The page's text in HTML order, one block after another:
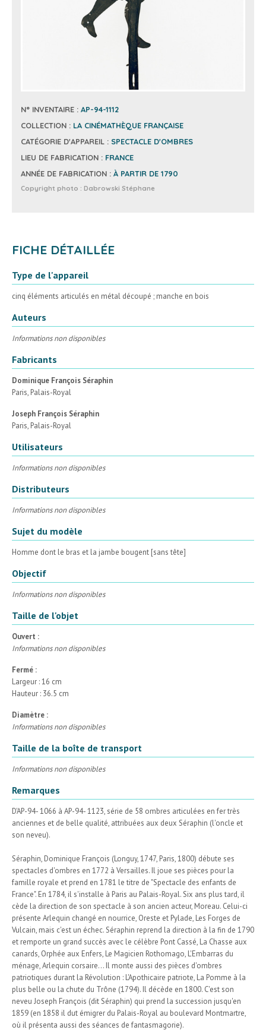
N° INVENTAIRE : AP-94-1112
COLLECTION : LA CINÉMATHÈQUE FRANÇAISE
CATÉGORIE D'APPAREIL : SPECTACLE D'OMBRES
LIEU DE FABRICATION : FRANCE
ANNÉE DE FABRICATION : À PARTIR DE 1790
Copyright photo : Dabrowski Stéphane
FICHE DÉTAILLÉE
Type de l'appareil
cinq éléments articulés en métal découpé ; manche en bois
Auteurs
Informations non disponibles
Fabricants
Dominique François Séraphin
Paris, Palais-Royal
Joseph François Séraphin
Paris, Palais-Royal
Utilisateurs
Informations non disponibles
Distributeurs
Informations non disponibles
Sujet du modèle
Homme dont le bras et la jambe bougent [sans tête]
Objectif
Informations non disponibles
Taille de l'objet
Ouvert :
Informations non disponibles
Fermé :
Largeur : 16 cm
Hauteur : 36.5 cm
Diamètre :
Informations non disponibles
Taille de la boîte de transport
Informations non disponibles
Remarques
D'AP-94- 1066 à AP-94- 1123, série de 58 ombres articulées en fer très
anciennes et de belle qualité, attribuées aux deux Séraphin (l'oncle et
son neveu).
Séraphin, Dominique François (Longuy, 1747, Paris, 1800) débute ses
spectacles d'ombres en 1772 à Versailles. Il joue ses pièces pour la
famille royale et prend en 1781 le titre de "Spectacle des enfants de
France". En 1784, il s'installe à Paris au Palais-Royal. Six ans plus tard, il
cède la direction de son spectacle à son ancien acteur, Moreau. Celui-ci
présente Arlequin changé en nourrice, Oreste et Pylade, Les Forges de
Vulcain, mais c'est un échec. Séraphin reprend la direction à la fin de 1790
et remporte un grand succès avec le célèbre Pont Cassé, La Chasse aux
canards, Orphée aux Enfers, Le Magicien Rothomago, L'Embarras du
ménage, Arlequin corsaire... Il monte aussi des pièces d'ombres
patriotiques durant la Révolution : L'Apothicaire patriote, La Pomme à la
plus belle ou la chute du Trône (1794). Il décède en 1800. C'est son
neveu Joseph François (dit Séraphin) qui prend la succession jusqu'en
1859 (en 1858 il dut émigrer du Palais-Royal au boulevard Montmartre,
où il présenta aussi des séances de fantasmagorie).